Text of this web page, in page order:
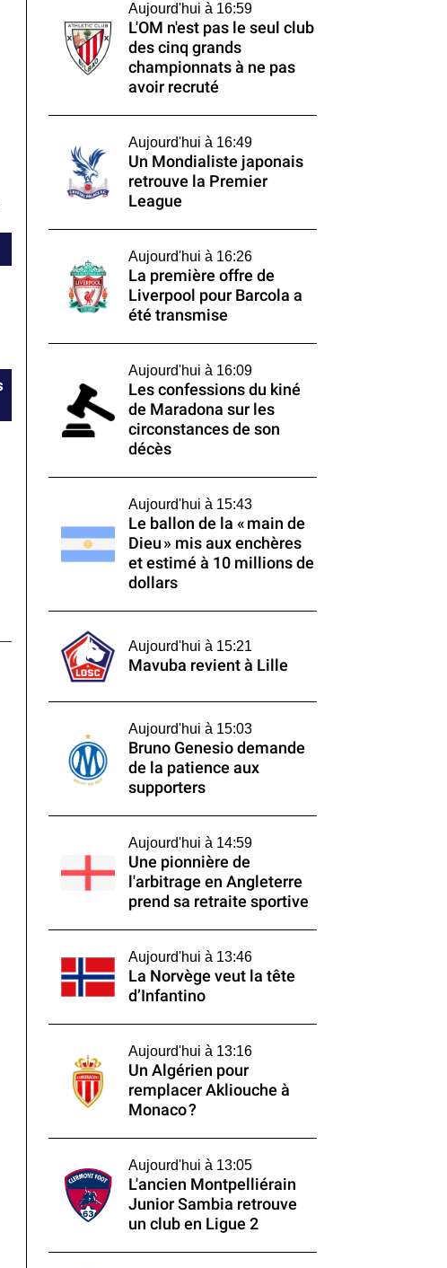
Aujourd'hui à 16:59
L'OM n'est pas le seul club
des cinq grands
championnats à ne pas
avoir recruté
Aujourd'hui à 16:49
Un Mondialiste japonais
retrouve la Premier
League
Aujourd'hui à 16:26
La première offre de
Liverpool pour Barcola a
été transmise
Aujourd'hui à 16:09
Les confessions du kiné
de Maradona sur les
circonstances de son
décès
Aujourd'hui à 15:43
Le ballon de la « main de
Dieu » mis aux enchères
et estimé à 10 millions de
dollars
Aujourd'hui à 15:21
Mavuba revient à Lille
Aujourd'hui à 15:03
Bruno Genesio demande
de la patience aux
supporters
Aujourd'hui à 14:59
Une pionnière de
l'arbitrage en Angleterre
prend sa retraite sportive
Aujourd'hui à 13:46
La Norvège veut la tête
d’Infantino
Aujourd'hui à 13:16
Un Algérien pour
remplacer Akliouche à
Monaco ?
Aujourd'hui à 13:05
L'ancien Montpelliérain
Junior Sambia retrouve
un club en Ligue 2